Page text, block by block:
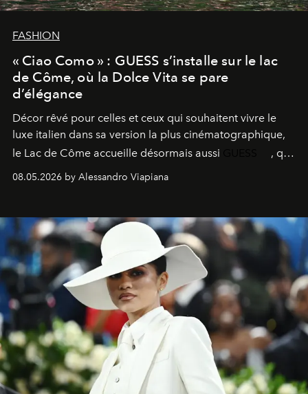
FASHION
« Ciao Como » : GUESS s’installe sur le lac
de Côme, où la Dolce Vita se pare
d’élégance
Décor rêvé pour celles et ceux qui souhaitent vivre le
luxe italien dans sa version la plus cinématographique,
le Lac de Côme accueille désormais aussi
, qui
signe un takeover entre boutiques, hôtels, bateaux et
fragrances. L’une des opérations de style les plus
08.05.2026 by Alessandro Viapiana